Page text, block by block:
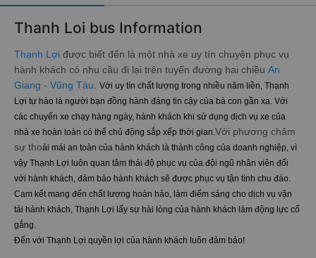
Thanh Loi bus Information
Thạnh Lợi được biết đến là một nhà xe uy tín chuyên phục vụ
hành khách có nhu cầu đi lại trên tuyến đường hai chiều An
Giang - Vũng Tàu
Với uy tín chất lượng trong nhiều năm liền, Thạnh
Lợi tự hào là người bạn đồng hành đáng tin cậy của bà con gần xa. Với
các chuyến xe chạy hàng ngày, hành khách khi sử dụng dịch vụ xe của
nhà xe hoàn toàn có thể chủ động sắp xếp thời gian. Với phương châm
sự thoải mái an toàn của hành khách là thành công của doanh nghiệp, vì
vậy Thạnh Lợi luôn quan tâm thái độ phục vụ của đội ngũ nhân viên đối
với hành khách, đảm bảo hành khách sẽ được phục vụ tận tình chu đáo.
Cam kết mang đến chất lượng hoàn hảo, làm điểm sáng cho dịch vụ vận
tải hành khách, Thạnh Lợi lấy sự hài lòng của hành khách làm động lực cố
gắng.
Đến với Thạnh Lợi quyền lợi của hành khách luôn đảm bảo!